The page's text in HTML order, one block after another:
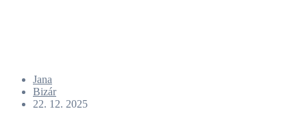
Jana
Bizár
22. 12. 2025